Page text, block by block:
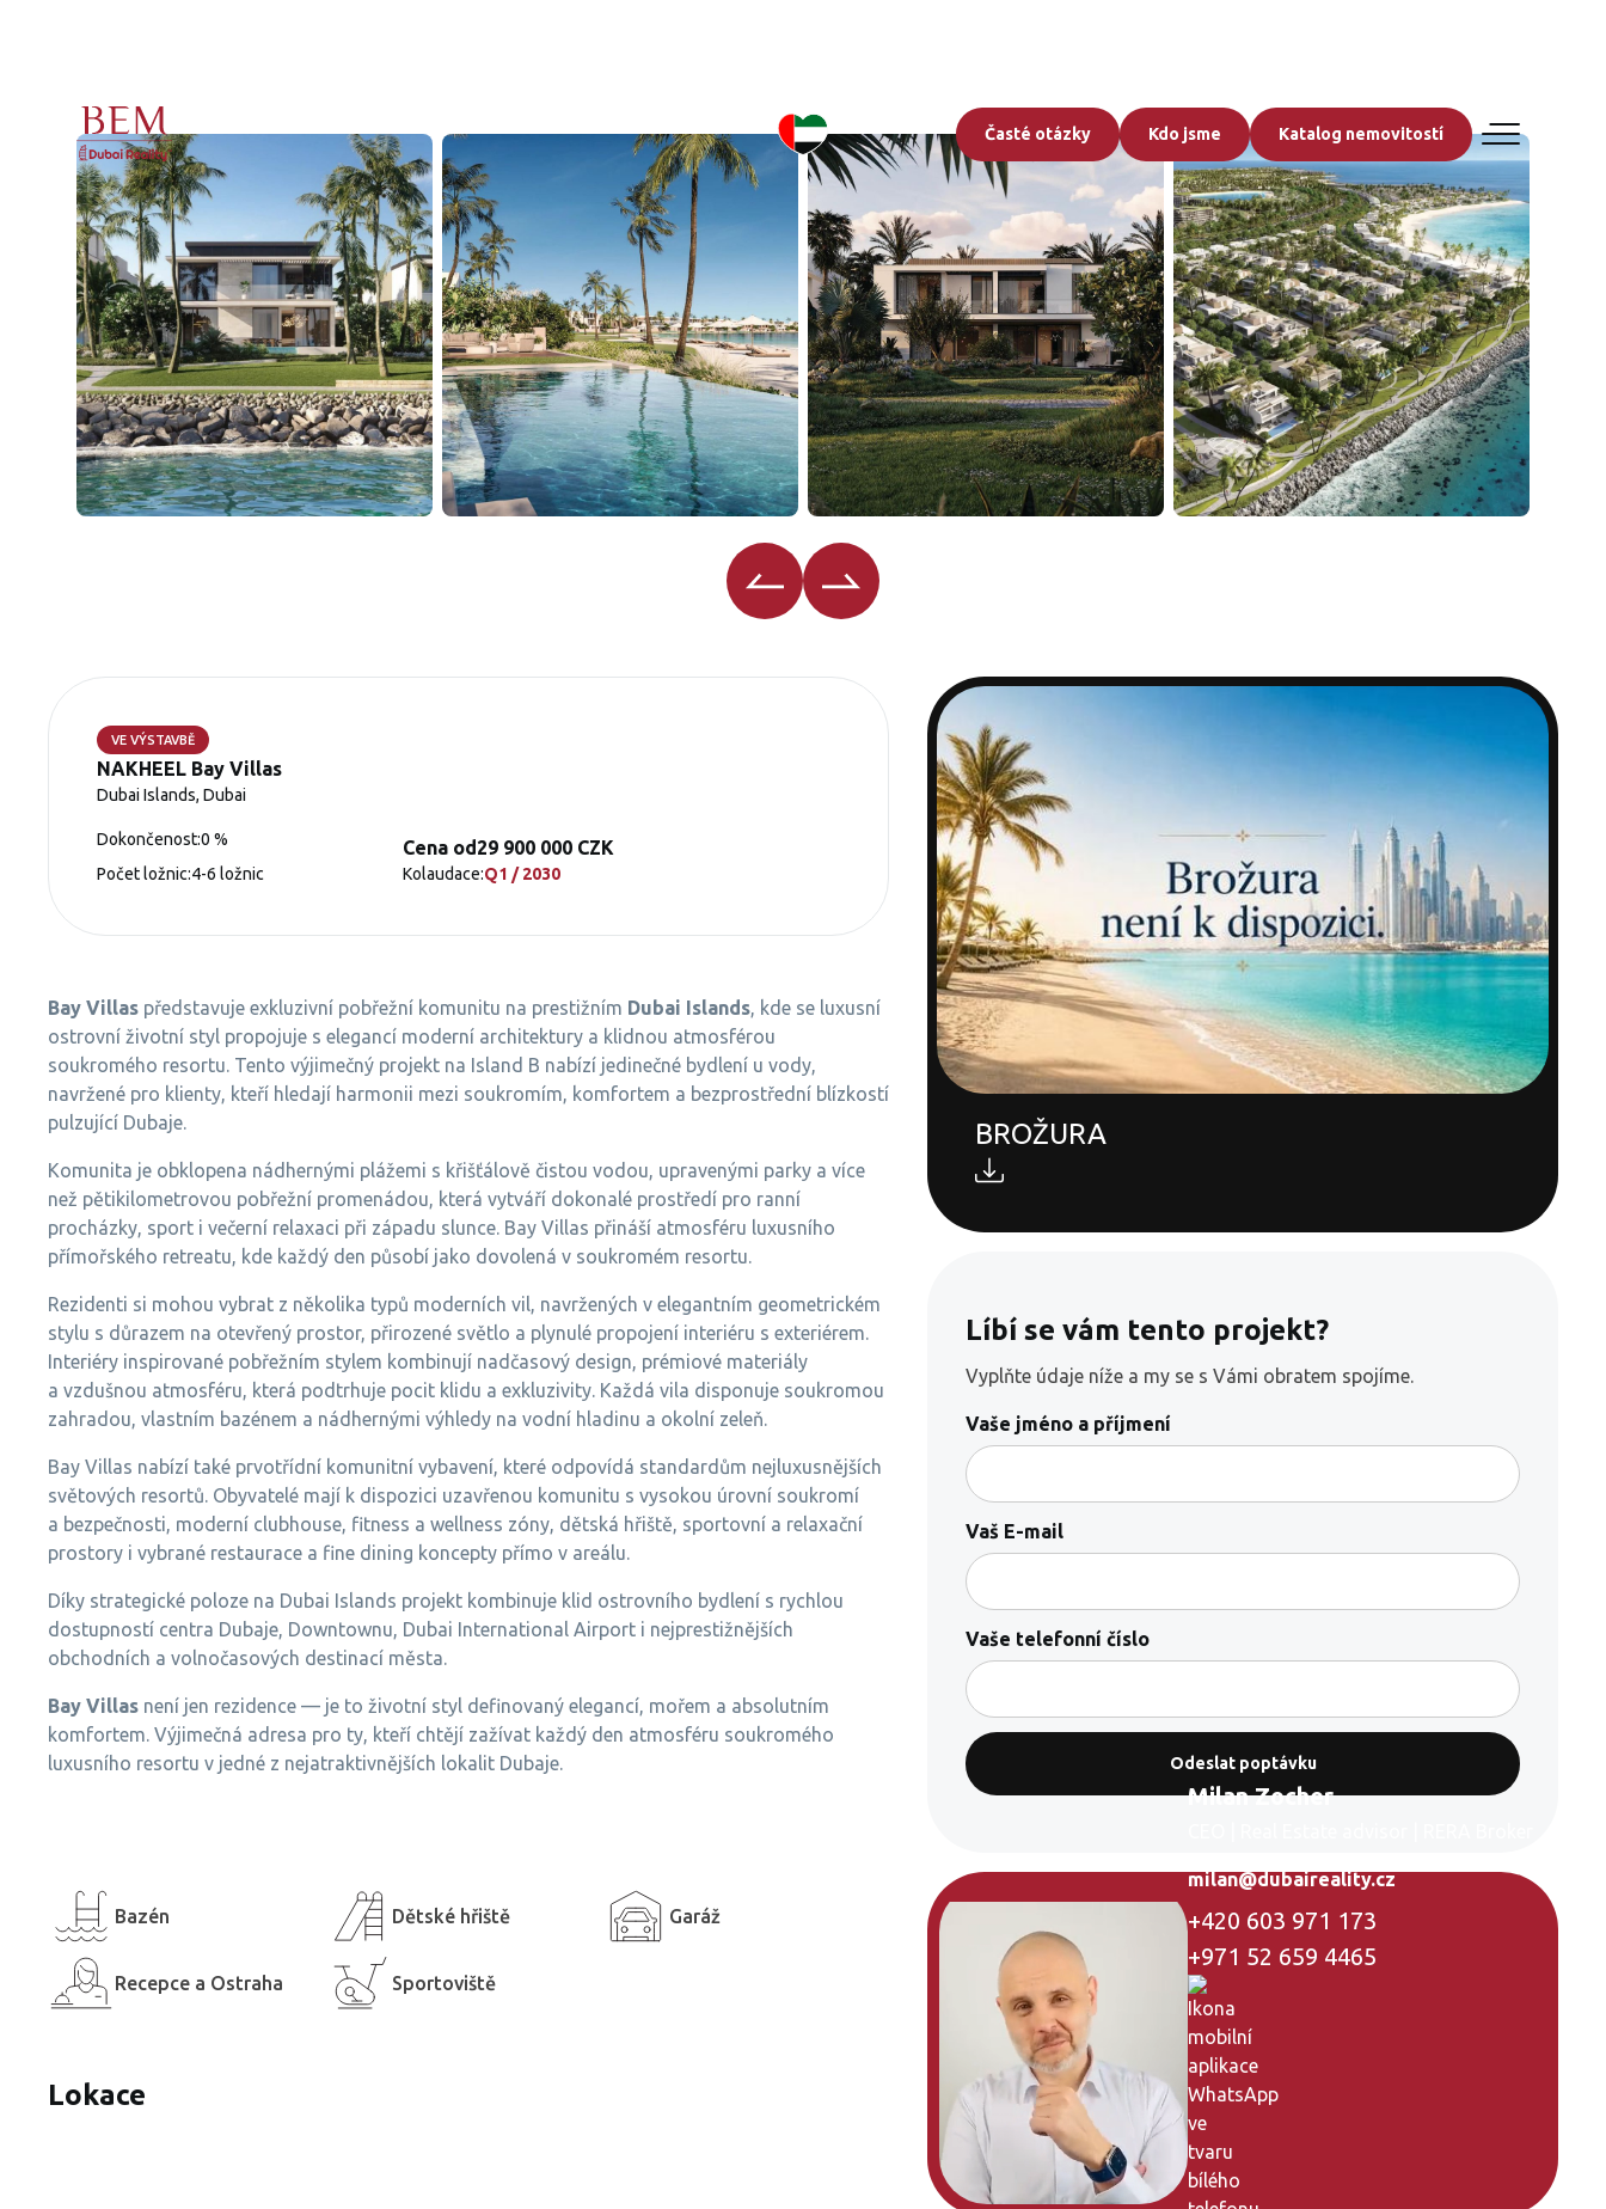
NAKHEEL Bay Villas Časté otázky Kdo jsme Katalog nemovitostí
VE VÝSTAVBĚ
NAKHEEL Bay Villas
Dubai Islands, Dubai
Dokončenost:0 %
Počet ložnic:4-6 ložnic
Cena od29 900 000 CZK
Kolaudace:Q1 / 2030
Bay Villas představuje exkluzivní pobřežní komunitu na prestižním Dubai Islands, kde se luxusní
ostrovní životní styl propojuje s elegancí moderní architektury a klidnou atmosférou
soukromého resortu. Tento výjimečný projekt na Island B nabízí jedinečné bydlení u vody,
navržené pro klienty, kteří hledají harmonii mezi soukromím, komfortem a bezprostřední blízkostí
pulzující Dubaje.
Komunita je obklopena nádhernými plážemi s křišťálově čistou vodou, upravenými parky a více
než pětikilometrovou pobřežní promenádou, která vytváří dokonalé prostředí pro ranní
procházky, sport i večerní relaxaci při západu slunce. Bay Villas přináší atmosféru luxusního
přímořského retreatu, kde každý den působí jako dovolená v soukromém resortu.
Rezidenti si mohou vybrat z několika typů moderních vil, navržených v elegantním geometrickém
stylu s důrazem na otevřený prostor, přirozené světlo a plynulé propojení interiéru s exteriérem.
Interiéry inspirované pobřežním stylem kombinují nadčasový design, prémiové materiály
a vzdušnou atmosféru, která podtrhuje pocit klidu a exkluzivity. Každá vila disponuje soukromou
zahradou, vlastním bazénem a nádhernými výhledy na vodní hladinu a okolní zeleň.
Bay Villas nabízí také prvotřídní komunitní vybavení, které odpovídá standardům nejluxusnějších
světových resortů. Obyvatelé mají k dispozici uzavřenou komunitu s vysokou úrovní soukromí
a bezpečnosti, moderní clubhouse, fitness a wellness zóny, dětská hřiště, sportovní a relaxační
prostory i vybrané restaurace a fine dining koncepty přímo v areálu.
Díky strategické poloze na Dubai Islands projekt kombinuje klid ostrovního bydlení s rychlou
dostupností centra Dubaje, Downtownu, Dubai International Airport i nejprestižnějších
obchodních a volnočasových destinací města.
Bay Villas není jen rezidence — je to životní styl definovaný elegancí, mořem a absolutním
komfortem. Výjimečná adresa pro ty, kteří chtějí zažívat každý den atmosféru soukromého
luxusního resortu v jedné z nejatraktivnějších lokalit Dubaje.
Bazén Dětské hřiště Garáž
Recepce a Ostraha Sportoviště
Lokace
BROŽURA
Líbí se vám tento projekt?
Vyplňte údaje níže a my se s Vámi obratem spojíme.
Vaše jméno a příjmení
Vaš E-mail
Vaše telefonní číslo
Milan Zocher
milan@dubaireality.cz
+420 603 971 173
+971 52 659 4465